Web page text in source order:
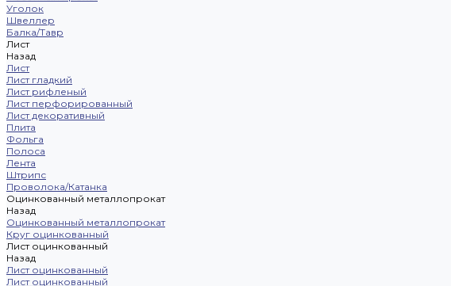
Уголок
Швеллер
Балка/Тавр
Лист
Назад
Лист
Лист гладкий
Лист рифленый
Лист перфорированный
Лист декоративный
Плита
Фольга
Полоса
Лента
Штрипс
Проволока/Катанка
Оцинкованный металлопрокат
Назад
Оцинкованный металлопрокат
Круг оцинкованный
Лист оцинкованный
Назад
Лист оцинкованный
Лист оцинкованный